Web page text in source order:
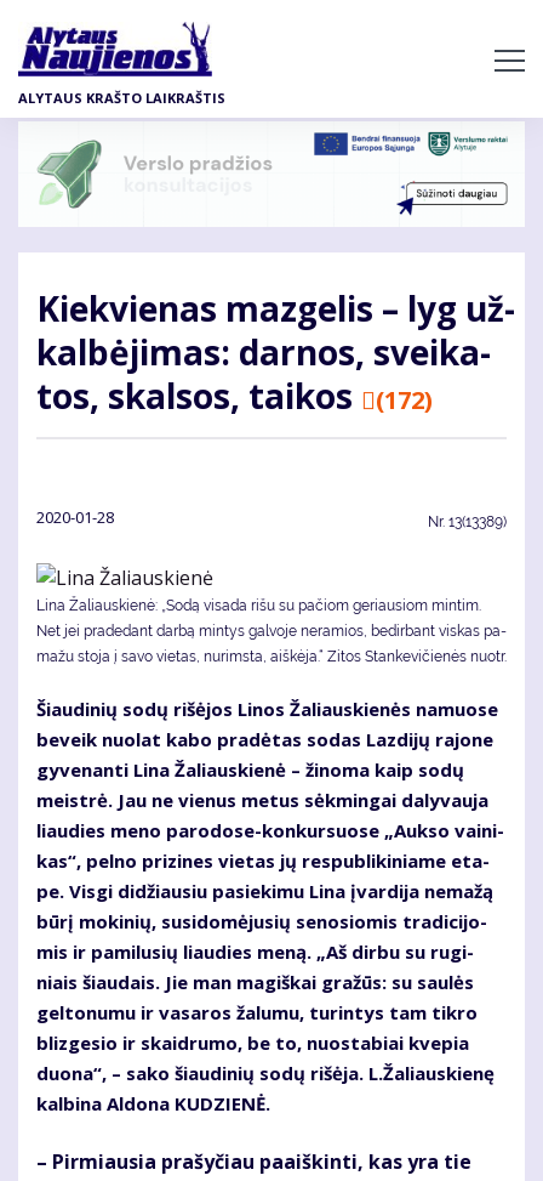
pagrindinį
turinį
ALYTAUS KRAŠTO LAIKRAŠTIS
Kiek­vie­nas maz­ge­lis – lyg už­
kal­bė­ji­mas: dar­nos, svei­ka­
tos, skal­sos, tai­kos
(172)
2020-01-28 Nr. 13(13389)
Li­na Ža­liaus­kie­nė: „So­dą vi­sa­da ri­šu su pa­čiom ge­riau­siom min­tim.
Net jei pra­de­dant dar­bą min­tys gal­vo­je ne­ra­mios, be­dir­bant vis­kas pa­
ma­žu sto­ja į sa­vo vie­tas, nu­rims­ta, aiš­kė­ja.“ Zitos Stankevičienės nuotr.
Šiau­di­nių so­dų ri­šė­jos Li­nos Ža­liaus­kie­nės na­muo­se
be­veik nuo­lat ka­bo pra­dė­tas so­das Laz­di­jų ra­jo­ne
gy­ve­nan­ti Li­na Ža­liaus­kie­nė – ži­no­ma kaip so­dų
meist­rė. Jau ne vie­nus me­tus sėk­min­gai da­ly­vau­ja
liau­dies me­no pa­ro­do­se-kon­kur­suo­se „Auk­so vai­ni­
kas“, pel­no pri­zi­nes vie­tas jų res­pub­li­ki­nia­me eta­
pe. Vis­gi di­džiau­siu pa­sie­ki­mu Li­na įvar­di­ja ne­ma­žą
bū­rį mo­ki­nių, su­si­do­mė­ju­sių se­no­sio­mis tra­di­ci­jo­
mis ir pa­mi­lu­sių liau­dies me­ną. „Aš dir­bu su ru­gi­
niais šiau­dais. Jie man ma­giš­kai gra­žūs: su sau­lės
gel­to­nu­mu ir va­sa­ros ža­lu­mu, tu­rin­tys tam tik­ro
bliz­ge­sio ir skaid­ru­mo, be to, nuo­sta­biai kve­pia
duo­na“, – sa­ko šiau­di­nių so­dų ri­šė­ja. L.Ža­liaus­kie­nę
kal­bi­na Al­do­na KU­DZIE­NĖ.
– Pir­miau­sia pra­šy­čiau pa­aiš­kin­ti, kas yra tie